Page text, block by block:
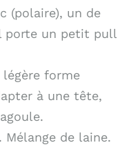
(polaire), un de
porte un petit pull
légère forme
à une tête,
de laine.